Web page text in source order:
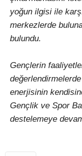
yoğun ilgisi ile
merkezlerde
bulundu.
Gençlerin
enerjisinin
Gençlik ve Spor
destelemeye